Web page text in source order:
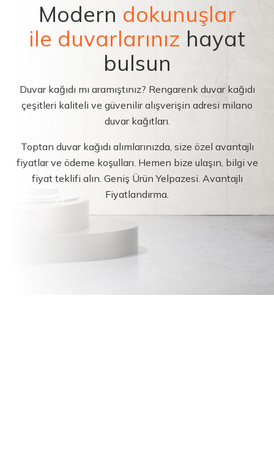
Modern dokunuşlar
ile duvarlarınız hayat
bulsun
Duvar kağıdı mı aramıştınız? Rengarenk duvar kağıdı
çeşitleri kaliteli ve güvenilir alışverişin adresi milano
duvar kağıtları.
Toptan duvar kağıdı alımlarınızda, size özel avantajlı
fiyatlar ve ödeme koşulları. Hemen bize ulaşın, bilgi ve
fiyat teklifi alın. Geniş Ürün Yelpazesi. Avantajlı
Fiyatlandırma.